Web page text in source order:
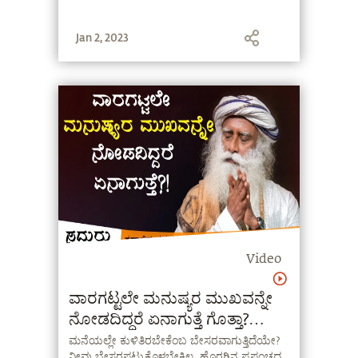
Jan 2, 2023
Video
ವಾರಗಟ್ಟಲೇ ಮನುಷ್ಯರ ಮುಖವನ್ನೇ
ನೋಡದಿದ್ದರೆ ಏನಾಗುತ್ತೆ ಗೊತ್ತಾ?
Sadhguru Kannada
ಮನೆಯಲ್ಲೇ ಕುಳಿತಿರಬೇಕೆಂಬ ಬೇಸರವಾಗುತ್ತಿದೆಯೇ?